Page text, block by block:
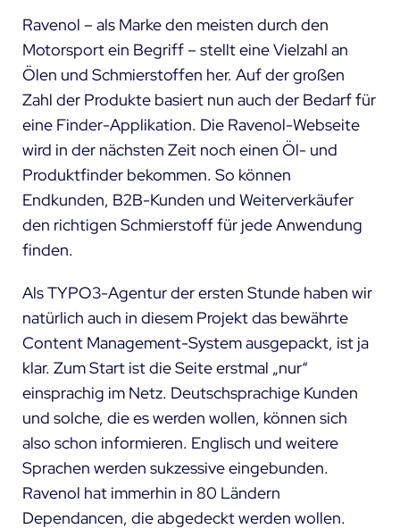
Ravenol – als Marke den meisten durch den
Motorsport ein Begriff – stellt eine Vielzahl an
Ölen und Schmierstoffen her. Auf der großen
Zahl der Produkte basiert nun auch der Bedarf für
eine Finder-Applikation. Die Ravenol-Webseite
wird in der nächsten Zeit noch einen Öl- und
Produktfinder bekommen. So können
Endkunden, B2B-Kunden und Weiterverkäufer
den richtigen Schmierstoff für jede Anwendung
finden.
AlsTYPO3-Agenturder ersten Stunde haben wir
natürlich auch in diesem Projekt das bewährte
Content Management-System ausgepackt, ist ja
klar. Zum Start ist die Seite erstmal „nur“
einsprachig im Netz. Deutschsprachige Kunden
und solche, die es werden wollen, können sich
also schon informieren. Englisch und weitere
Sprachen werden sukzessive eingebunden.
Ravenol hat immerhin in 80 Ländern
Dependancen, die abgedeckt werden wollen.